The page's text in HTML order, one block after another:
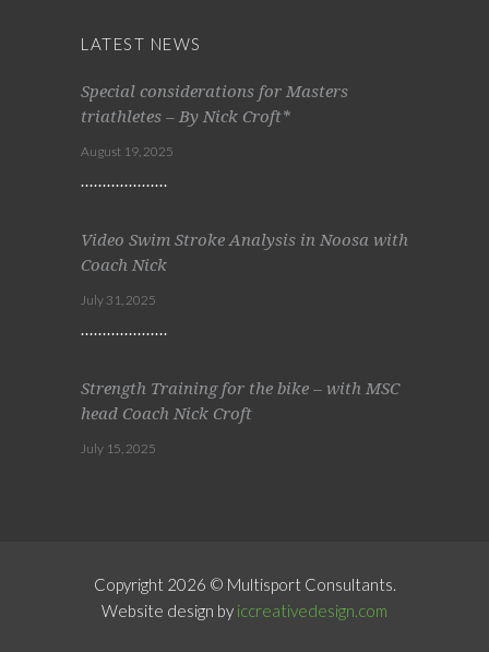
LATEST NEWS
Special considerations for Masters
triathletes – By Nick Croft*
August 19, 2025
Video Swim Stroke Analysis in Noosa with
Coach Nick
July 31, 2025
Strength Training for the bike – with MSC
head Coach Nick Croft
July 15, 2025
Copyright 2026 © Multisport Consultants.
Website design by iccreativedesign.com